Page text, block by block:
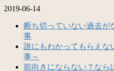
2019-06-14
断ち切っていない過去が
事
誰にもわかってもらえな
事～
前向きにならない？なら